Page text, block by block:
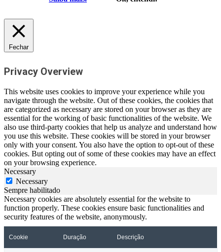
Fechar
Privacy Overview
This website uses cookies to improve your experience while you
navigate through the website. Out of these cookies, the cookies that
are categorized as necessary are stored on your browser as they are
essential for the working of basic functionalities of the website. We
also use third-party cookies that help us analyze and understand how
you use this website. These cookies will be stored in your browser
only with your consent. You also have the option to opt-out of these
cookies. But opting out of some of these cookies may have an effect
on your browsing experience.
Necessary
Necessary
Sempre habilitado
Necessary cookies are absolutely essential for the website to
function properly. These cookies ensure basic functionalities and
security features of the website, anonymously.
Cookie Duração Descrição